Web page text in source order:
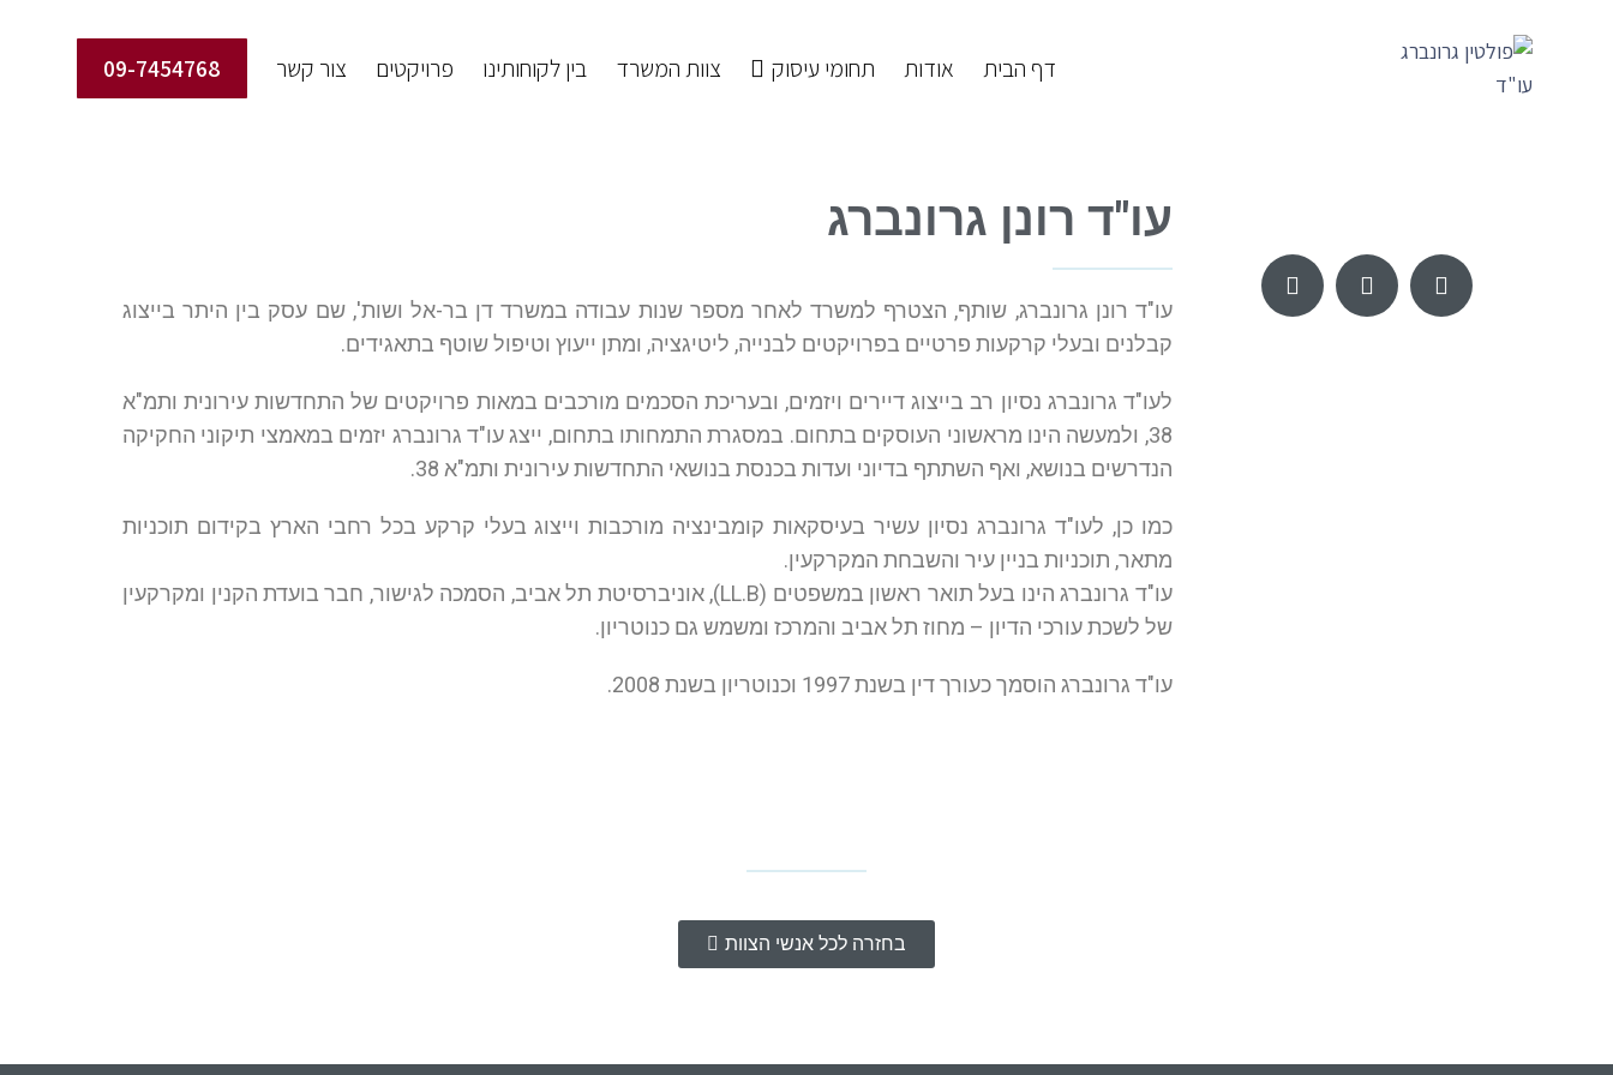
דף הבית אודות תחומי עיסוק צוות המשרד בין לקוחותינו פרויקטים צור קשר 09-7454768
עו"ד רונן גרונברג​
עו"ד רונן גרונברג, שותף, הצטרף למשרד לאחר מספר שנות עבודה במשרד דן בר-אל ושות', שם עסק בין היתר בייצוג
קבלנים ובעלי קרקעות פרטיים בפרויקטים לבנייה, ליטיגציה, ומתן ייעוץ וטיפול שוטף בתאגידים.
לעו"ד גרונברג נסיון רב בייצוג דיירים ויזמים, ובעריכת הסכמים מורכבים במאות פרויקטים של התחדשות עירונית ותמ"א
38, ולמעשה הינו מראשוני העוסקים בתחום. במסגרת התמחותו בתחום, ייצג עו"ד גרונברג יזמים במאמצי תיקוני החקיקה
הנדרשים בנושא, ואף השתתף בדיוני ועדות בכנסת בנושאי התחדשות עירונית ותמ"א 38.
כמו כן, לעו"ד גרונברג נסיון עשיר בעיסקאות קומבינציה מורכבות וייצוג בעלי קרקע בכל רחבי הארץ בקידום תוכניות
מתאר, תוכניות בניין עיר והשבחת המקרקעין.
עו"ד גרונברג הינו בעל תואר ראשון במשפטים (LL.B), אוניברסיטת תל אביב, הסמכה לגישור, חבר בועדת הקנין ומקרקעין
של לשכת עורכי הדיון – מחוז תל אביב והמרכז ומשמש גם כנוטריון.
עו"ד גרונברג הוסמך כעורך דין בשנת 1997 וכנוטריון בשנת 2008.
בחזרה לכל אנשי הצוות